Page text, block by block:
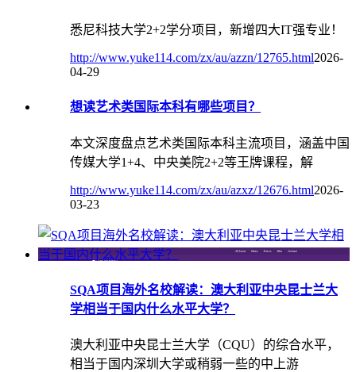
悉尼科技大学2+2学分项目，新增四大IT强专业！
http://www.yuke114.com/zx/au/azzn/12765.html2026-
04-29
想读艺术类国际本科有哪些项目？
本文深度盘点艺术类国际本科主流项目，涵盖中国
传媒大学1+4、中央美院2+2等王牌课程，解
http://www.yuke114.com/zx/au/azxz/12676.html2026-
03-23
SQA项目海外名校解读：澳大利亚中央昆士兰大
学相当于国内什么水平大学？
澳大利亚中央昆士兰大学（CQU）的综合水平，
相当于国内‌深圳大学‌或稍弱一些的‌中上游